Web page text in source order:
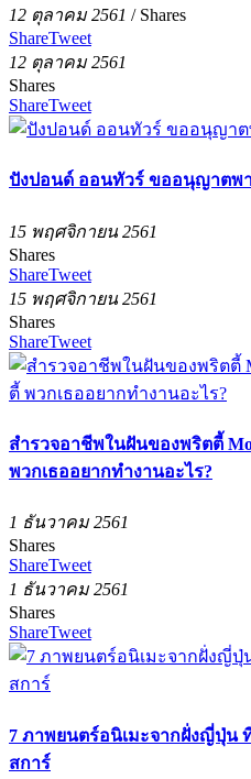
12 ตุลาคม 2561 / Shares
ShareTweet
12 ตุลาคม 2561
Shares
ShareTweet
ปังปอนด์ ออนทัวร์ ขออนุญาตพ
15 พฤศจิกายน 2561
Shares
ShareTweet
15 พฤศจิกายน 2561
Shares
ShareTweet
สำรวจอาชีพในฝันของพริตตี้
พวกเธออยากทำงานอะไร?
1 ธันวาคม 2561
Shares
ShareTweet
1 ธันวาคม 2561
Shares
ShareTweet
7 ภาพยนตร์อนิเมะจากฝั่งญี่ปุ่น
สการ์